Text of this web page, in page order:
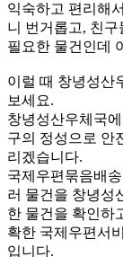
익숙하고 편리해
니 번거롭고, 친
필요한 물건인데
이럴 때 창녕성산
보세요.
창녕성산우체국
구의 정성으로 안
리겠습니다.
국제우편묶음배
러 물건을 창녕성
한 물건을 확인하
확한 국제우편서
입니다.